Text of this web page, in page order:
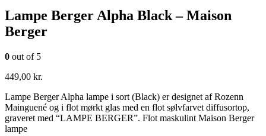
Lampe Berger Alpha Black – Maison
Berger
0 out of 5
449,00 kr.
Lampe Berger Alpha lampe i sort (Black) er designet af Rozenn
Mainguené og i flot mørkt glas med en flot sølvfarvet diffusortop,
graveret med “LAMPE BERGER”. Flot maskulint Maison Berger
lampe